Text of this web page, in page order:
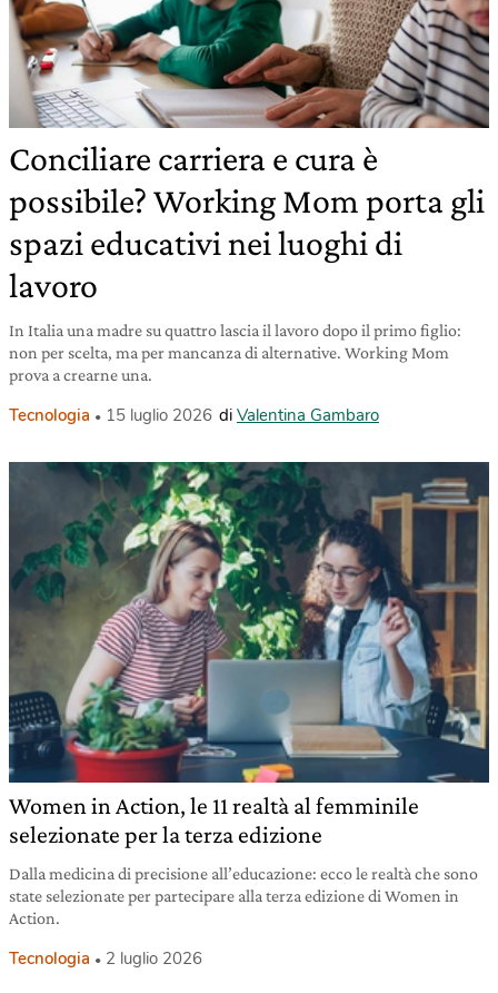
Conciliare carriera e cura è
possibile? Working Mom porta gli
spazi educativi nei luoghi di
lavoro
In Italia una madre su quattro lascia il lavoro dopo il primo figlio:
non per scelta, ma per mancanza di alternative. Working Mom
prova a crearne una.
Tecnologia 15 luglio 2026 di Valentina Gambaro
Women in Action, le 11 realtà al femminile
selezionate per la terza edizione
Dalla medicina di precisione all’educazione: ecco le realtà che sono
state selezionate per partecipare alla terza edizione di Women in
Action.
Tecnologia 2 luglio 2026